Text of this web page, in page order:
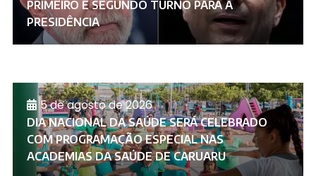
PRIMEIRO E SEGUNDO TURNO PARA A
PRESIDÊNCIA
5 de agosto de 2026
DIA NACIONAL DA SAÚDE SERÁ CELEBRADO
COM PROGRAMAÇÃO ESPECIAL NAS
ACADEMIAS DA SAÚDE DE CARUARU